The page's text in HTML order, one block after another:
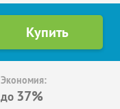
Экономия:
до 37%